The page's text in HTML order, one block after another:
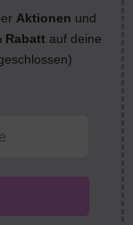
Aktionen und
Rabatt auf deine